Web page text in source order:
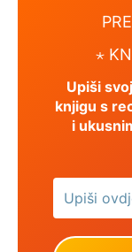
⋆
Upiši
knjigu s
i